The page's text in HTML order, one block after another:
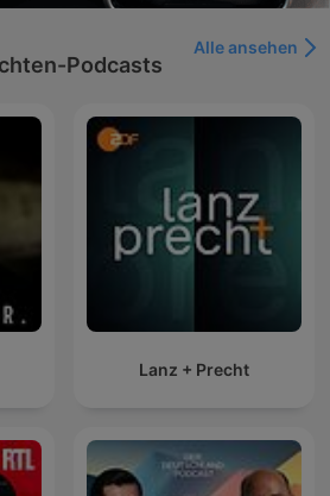
Podcasts
Alle ansehen
Lanz + Precht